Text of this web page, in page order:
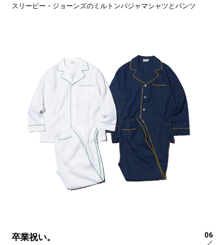
06
スリーピー・ジョーンズのミルトンパジャマシャツとパンツ
卒業祝い。